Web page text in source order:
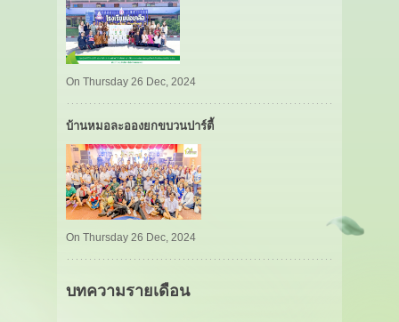
On Thursday 26 Dec, 2024
บ้านหมอละอองยกขบวนปาร์ตี้
On Thursday 26 Dec, 2024
บทความรายเดือน